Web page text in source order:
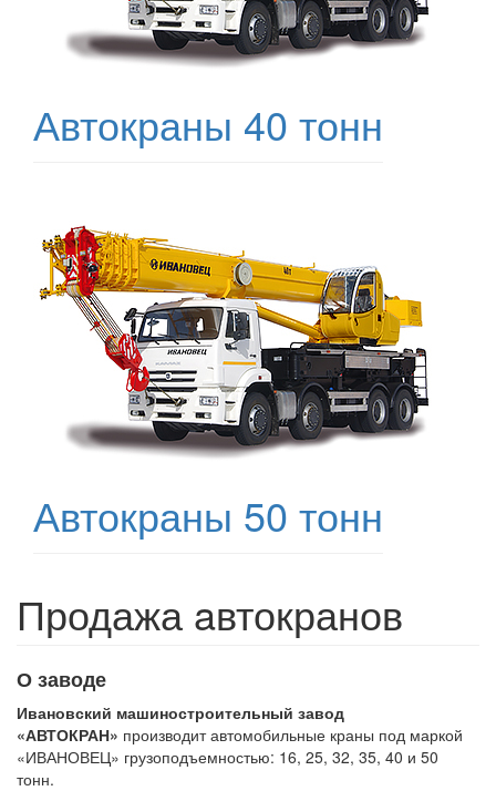
Автокраны 40 тонн
Автокраны 50 тонн
Продажа aвтокранов
О заводе
Ивановский машиностроительный завод
«АВТОКРАН» производит автомобильные краны под маркой
«ИВАНОВЕЦ» грузоподъемностью: 16, 25, 32, 35, 40 и 50
тонн.